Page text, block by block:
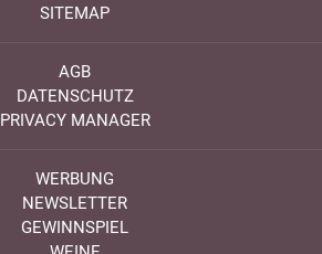
SITEMAP
AGB
DATENSCHUTZ
PRIVACY MANAGER
WERBUNG
NEWSLETTER
GEWINNSPIEL